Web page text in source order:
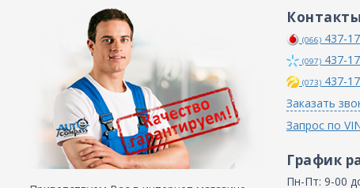
Контакты
(066) 437-
(097) 437-
(073) 437-
Заказать
Запрос по
График
Пн-Пт: 9-00